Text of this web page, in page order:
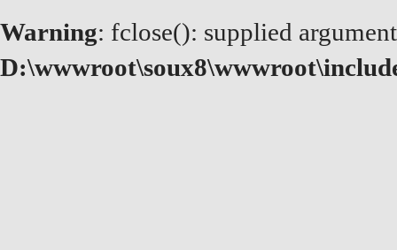
Warning: fclose(): supplied